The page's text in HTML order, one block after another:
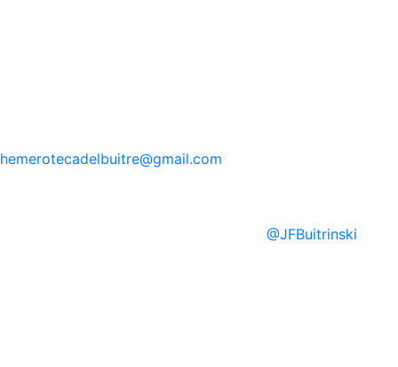
hemerotecadelbuitre@gmail.com
@JFBuitrinski